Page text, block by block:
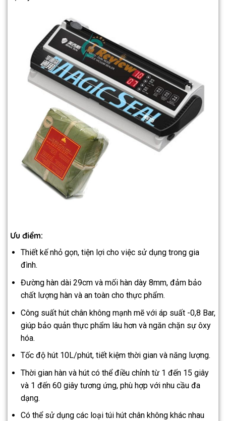
Ưu điểm:
Thiết kế nhỏ gọn, tiện lợi cho việc sử dụng trong gia
đình.
Đường hàn dài 29cm và mối hàn dày 8mm, đảm bảo
chất lượng hàn và an toàn cho thực phẩm.
Công suất hút chân không mạnh mẽ với áp suất -0,8 Bar,
giúp bảo quản thực phẩm lâu hơn và ngăn chặn sự ôxy
hóa.
Tốc độ hút 10L/phút, tiết kiệm thời gian và năng lượng.
Thời gian hàn và hút có thể điều chỉnh từ 1 đến 15 giây
và 1 đến 60 giây tương ứng, phù hợp với nhu cầu đa
dạng.
Có thể sử dụng các loại túi hút chân không khác nhau